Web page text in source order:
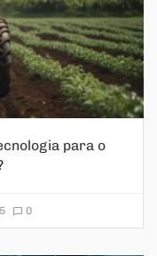
para o
0